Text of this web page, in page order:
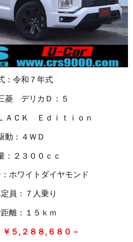
：令和７年式
菱 デリカＤ：５
ＡＣＫ Ｅｄｉｔｉｏｎ
動：４ＷＤ
：２３００ｃｃ
ホワイトダイヤモンド
員：７人乗り
離：１５ ｋｍ
￥５,２８８,６８０－